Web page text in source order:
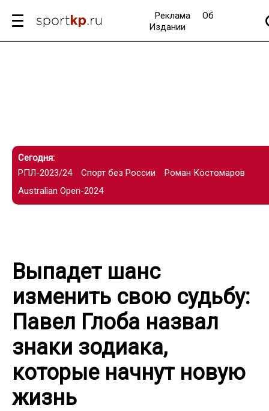
Реклама
Об
Издании
Сегодня:
РПЛ-2023/24
Спорт без России
Роман Костомаров
Australian Open-2024
Выпадет шанс
изменить свою судьбу:
Павел Глоба назвал
знаки зодиака,
которые начнут новую
жизнь